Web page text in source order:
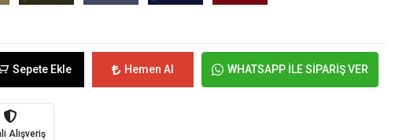
Sepete Ekle Hemen Al WHATSAPP İLE SİPARİŞ VER
Alışveriş